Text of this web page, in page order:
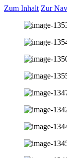
Zum Inhalt Zur